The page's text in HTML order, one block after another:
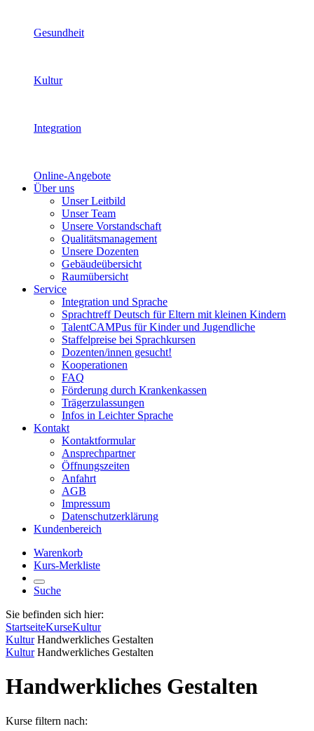
Gesundheit
Kultur
Integration
Online-Angebote
Über uns
Unser Leitbild
Unser Team
Unsere Vorstandschaft
Qualitätsmanagement
Unsere Dozenten
Gebäudeübersicht
Raumübersicht
Service
Integration und Sprache
Sprachtreff Deutsch für Eltern mit kleinen Kindern
TalentCAMPus für Kinder und Jugendliche
Staffelpreise bei Sprachkursen
Dozenten/innen gesucht!
Kooperationen
FAQ
Förderung durch Krankenkassen
Trägerzulassungen
Infos in Leichter Sprache
Kontakt
Kontaktformular
Ansprechpartner
Öffnungszeiten
Anfahrt
AGB
Impressum
Datenschutzerklärung
Kundenbereich
Warenkorb
Kurs-Merkliste
Suche
Sie befinden sich hier:
StartseiteKurseKultur
Kultur Handwerkliches Gestalten
Kultur Handwerkliches Gestalten
Handwerkliches Gestalten
Kurse filtern nach: